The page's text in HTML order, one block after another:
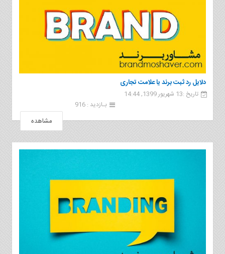
دلایل رد ثبت برند یا علامت تجاری
تاریخ :13 شهریور 1399, 14:44
بـازدید : 916
مشاهده